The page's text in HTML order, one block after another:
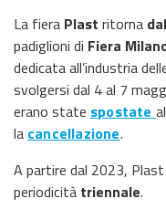
La fiera Plast ritorna
padiglioni di Fiera
dedicata all’industria
svolgersi dal 4 al 7
erano state spostate
la cancellazione.
A partire dal 2023,
periodicità triennale.